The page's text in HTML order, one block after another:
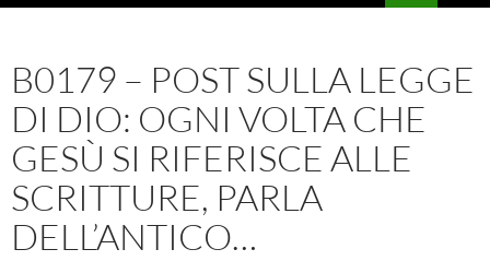
B0179 – POST SULLA LEGGE
DI DIO: OGNI VOLTA CHE
GESÙ SI RIFERISCE ALLE
SCRITTURE, PARLA
DELL’ANTICO…